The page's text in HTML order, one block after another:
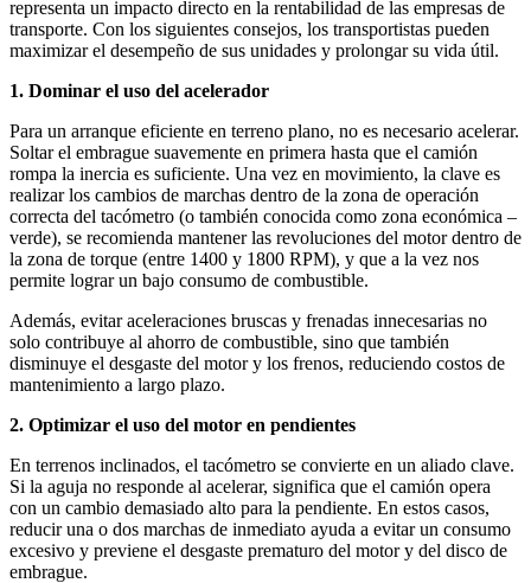
representa un impacto directo en la rentabilidad de las empresas de
transporte. Con los siguientes consejos, los transportistas pueden
maximizar el desempeño de sus unidades y prolongar su vida útil.
1. Dominar el uso del acelerador
Para un arranque eficiente en terreno plano, no es necesario acelerar.
Soltar el embrague suavemente en primera hasta que el camión
rompa la inercia es suficiente. Una vez en movimiento, la clave es
realizar los cambios de marchas dentro de la zona de operación
correcta del tacómetro (o también conocida como zona económica –
verde), se recomienda mantener las revoluciones del motor dentro de
la zona de torque (entre 1400 y 1800 RPM), y que a la vez nos
permite lograr un bajo consumo de combustible.
Además, evitar aceleraciones bruscas y frenadas innecesarias no
solo contribuye al ahorro de combustible, sino que también
disminuye el desgaste del motor y los frenos, reduciendo costos de
mantenimiento a largo plazo.
2. Optimizar el uso del motor en pendientes
En terrenos inclinados, el tacómetro se convierte en un aliado clave.
Si la aguja no responde al acelerar, significa que el camión opera
con un cambio demasiado alto para la pendiente. En estos casos,
reducir una o dos marchas de inmediato ayuda a evitar un consumo
excesivo y previene el desgaste prematuro del motor y del disco de
embrague.